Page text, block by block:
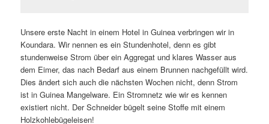
Unsere erste Nacht in einem Hotel in Guinea verbringen wir in
Koundara. Wir nennen es ein Stundenhotel, denn es gibt
stundenweise Strom über ein Aggregat und klares Wasser aus
dem Eimer, das nach Bedarf aus einem Brunnen nachgefüllt wird.
Dies ändert sich auch die nächsten Wochen nicht, denn Strom
ist in Guinea Mangelware. Ein Stromnetz wie wir es kennen
existiert nicht. Der Schneider bügelt seine Stoffe mit einem
Holzkohlebügeleisen!